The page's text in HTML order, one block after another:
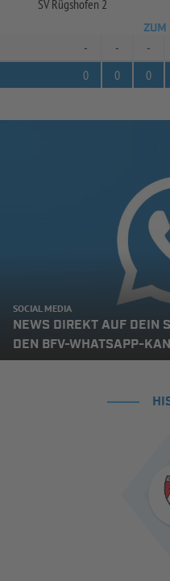
SV Rügshofen 2
ZUM
- - -
0
0 0
SOCIAL MEDIA
NEWS DIREKT AUF DEIN
DEN BFV-WHATSAPP-